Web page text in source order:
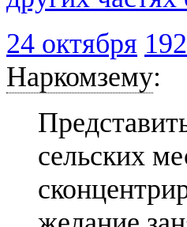
24 октября
Наркомзему:
сельских